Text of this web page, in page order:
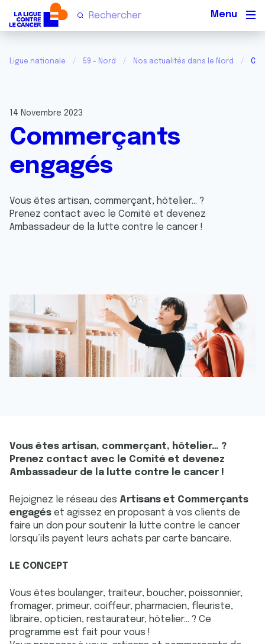
Ligue nationale 59 - Nord Nos actualités dans le Nord
14 Novembre 2023
Commerçants
engagés
Vous êtes artisan, commerçant, hôtelier… ?
Prenez contact avec le Comité et devenez
Ambassadeur de la lutte contre le cancer !
Vous êtes artisan, commerçant, hôtelier… ?
Prenez contact avec le Comité et devenez
Ambassadeur de la lutte contre le cancer !
Rejoignez le réseau des Artisans et Commerçants
engagés et agissez en proposant à vos clients de
faire un don pour soutenir la lutte contre le cancer
lorsqu’ils payent leurs achats par carte bancaire.
LE CONCEPT
Vous êtes boulanger, traiteur, boucher, poissonnier,
fromager, primeur, coiffeur, pharmacien, fleuriste,
libraire, opticien, restaurateur, hôtelier... ? Ce
programme est fait pour vous !